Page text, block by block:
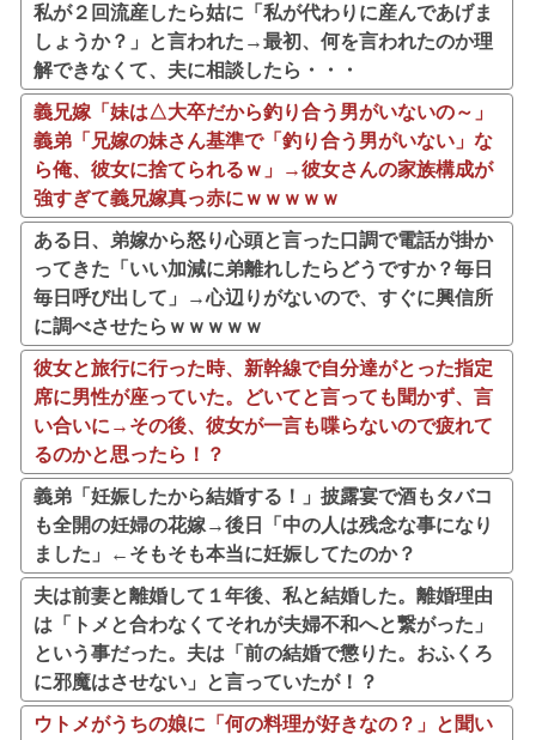
私が２回流産したら姑に「私が代わりに産んであげま
しょうか？」と言われた→最初、何を言われたのか理
解できなくて、夫に相談したら・・・
義兄嫁「妹は△大卒だから釣り合う男がいないの～」
義弟「兄嫁の妹さん基準で「釣り合う男がいない」な
ら俺、彼女に捨てられるｗ」→彼女さんの家族構成が
強すぎて義兄嫁真っ赤にｗｗｗｗｗ
ある日、弟嫁から怒り心頭と言った口調で電話が掛か
ってきた「いい加減に弟離れしたらどうですか？毎日
毎日呼び出して」→心辺りがないので、すぐに興信所
に調べさせたらｗｗｗｗｗ
彼女と旅行に行った時、新幹線で自分達がとった指定
席に男性が座っていた。どいてと言っても聞かず、言
い合いに→その後、彼女が一言も喋らないので疲れて
るのかと思ったら！？
義弟「妊娠したから結婚する！」披露宴で酒もタバコ
も全開の妊婦の花嫁→後日「中の人は残念な事になり
ました」←そもそも本当に妊娠してたのか？
夫は前妻と離婚して１年後、私と結婚した。離婚理由
は「トメと合わなくてそれが夫婦不和へと繋がった」
という事だった。夫は「前の結婚で懲りた。おふくろ
に邪魔はさせない」と言っていたが！？
ウトメがうちの娘に「何の料理が好きなの？」と聞い